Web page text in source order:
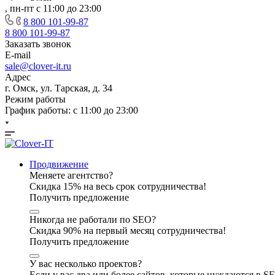
, пн-пт с 11:00 до 23:00
8 800 101-99-87
8 800 101-99-87
Заказать звонок
E-mail
sale@clover-it.ru
Адрес
г. Омск, ул. Тарская, д. 34
Режим работы
График работы: с 11:00 до 23:00
Продвижение
Меняете агентство?
Скидка 15% на весь срок сотрудничества!
Получить предложение
Никогда не работали по SEO?
Скидка 90% на первый месяц сотрудничества!
Получить предложение
У вас несколько проектов?